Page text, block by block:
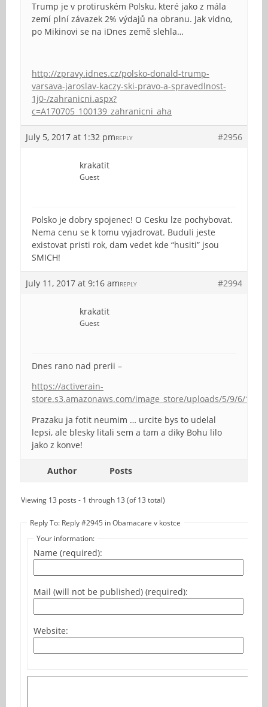
Trump je v protiruském Polsku, které jako z mála
zemí plní závazek 2% výdajů na obranu. Jak vidno,
po Mikinovi se na iDnes země slehla…
http://zpravy.idnes.cz/polsko-donald-trump-
varsava-jaroslav-kaczy-ski-pravo-a-spravedlnost-
1j0-/zahranicni.aspx?
c=A170705_100139_zahranicni_aha
July 5, 2017 at 1:32 pm #2956
REPLY
krakatit
Guest
Polsko je dobry spojenec! O Cesku lze pochybovat.
Nema cenu se k tomu vyjadrovat. Buduli jeste
existovat pristi rok, dam vedet kde “husiti” jsou
SMICH!
July 11, 2017 at 9:16 am #2994
REPLY
krakatit
Guest
Dnes rano nad prerii –
https://activerain-
store.s3.amazonaws.com/image_store/uploads/5/9/6/1/7/
Prazaku ja fotit neumim … urcite bys to udelal
lepsi, ale blesky litali sem a tam a diky Bohu lilo
jako z konve!
Author Posts
Viewing 13 posts - 1 through 13 (of 13 total)
Reply To: Reply #2945 in Obamacare v kostce
Your information:
Name (required):
Mail (will not be published) (required):
Website: